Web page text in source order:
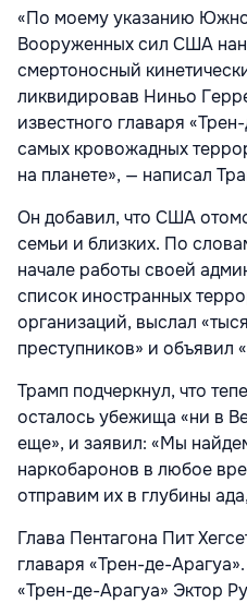
«По моему указанию
Вооруженных сил США
смертоносный
ликвидировав Ниньо
известного главаря
самых кровожадных
на планете», — написал
Он добавил, что США
семьи и близких. По
начале работы своей
список иностранных
организаций, выслал
преступников» и объявил
Трамп подчеркнул, что
осталось убежища «ни в
еще», и заявил: «Мы
наркобаронов в любое
отправим их в глубины
Глава Пентагона Пит
главаря «Трен-де-
«Трен-де-Арагуа» Эктор